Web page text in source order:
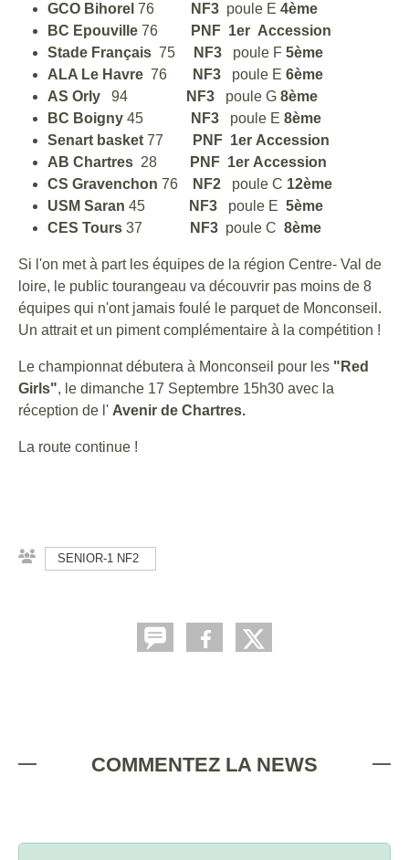
GCO Bihorel 76 NF3 poule E 4ème
BC Epouville 76 PNF 1er Accession
Stade Français 75 NF3 poule F 5ème
ALA Le Havre 76 NF3 poule E 6ème
AS Orly 94 NF3 poule G 8ème
BC Boigny 45 NF3 poule E 8ème
Senart basket 77 PNF 1er Accession
AB Chartres 28 PNF 1er Accession
CS Gravenchon 76 NF2 poule C 12ème
USM Saran 45 NF3 poule E 5ème
CES Tours 37 NF3 poule C 8ème
Si l'on met à part les équipes de la région Centre- Val de
loire, le public tourangeau va découvrir pas moins de 8
équipes qui n'ont jamais foulé le parquet de Monconseil.
Un attrait et un piment complémentaire à la compétition !
Le championnat débutera à Monconseil pour les "Red
Girls", le dimanche 17 Septembre 15h30 avec la
réception de l' Avenir de Chartres.
La route continue !
SENIOR-1 NF2
COMMENTEZ LA NEWS